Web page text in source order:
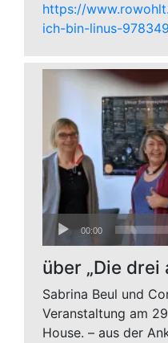
https://
ich-bin-linus-
Audio-
Player
00:00
über „Die drei
Sabrina Beul und
Veranstaltung am
House. – aus der